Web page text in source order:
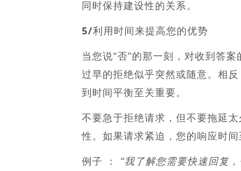
同时保持建设性的关系。
5/利用时间来提高您的优势
当您说“否”的那一刻，对收到答
过早的拒绝似乎突然或随意。相
到时间平衡至关重要。
不要急于拒绝请求，但不要拖延
性。如果请求紧迫，您的响应时
例子 ： “我了解您需要快速回复